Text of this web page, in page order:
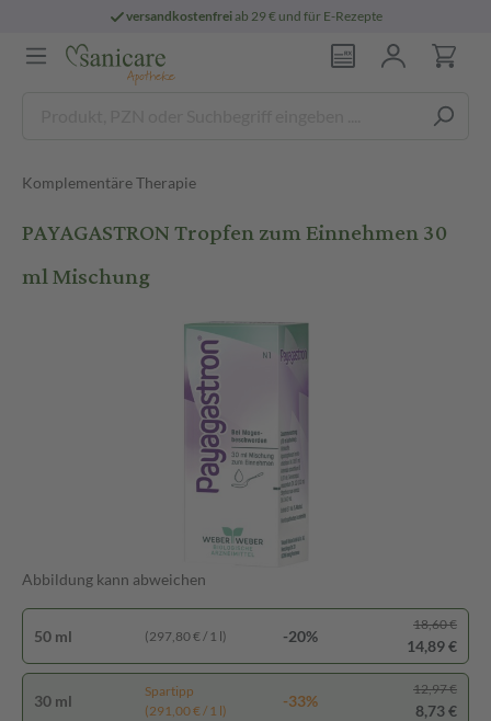
versandkostenfreiab 29 € und für E-Rezepte
Komplementäre Therapie
PAYAGASTRON Tropfen zum Einnehmen 30
ml Mischung
Abbildung kann abweichen
50 ml (297,80 € / 1 l) -20%
18,60 €
14,89 €
30 ml
Spartipp
(291,00 € / 1 l)
-33%
12,97 €
8,73 €